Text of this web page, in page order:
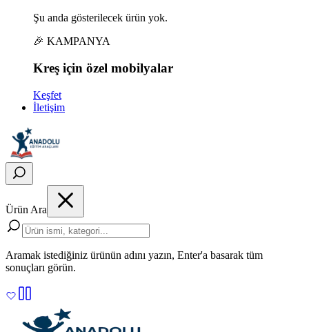
Şu anda gösterilecek ürün yok.
🎉 KAMPANYA
Kreş için özel mobilyalar
Keşfet
İletişim
Ürün Ara
Aramak istediğiniz ürünün adını yazın, Enter'a basarak tüm
sonuçları görün.